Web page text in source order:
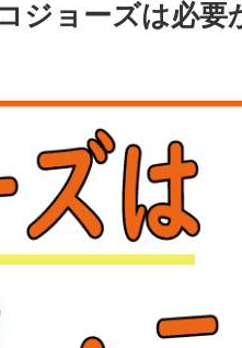
ジョーズは必要